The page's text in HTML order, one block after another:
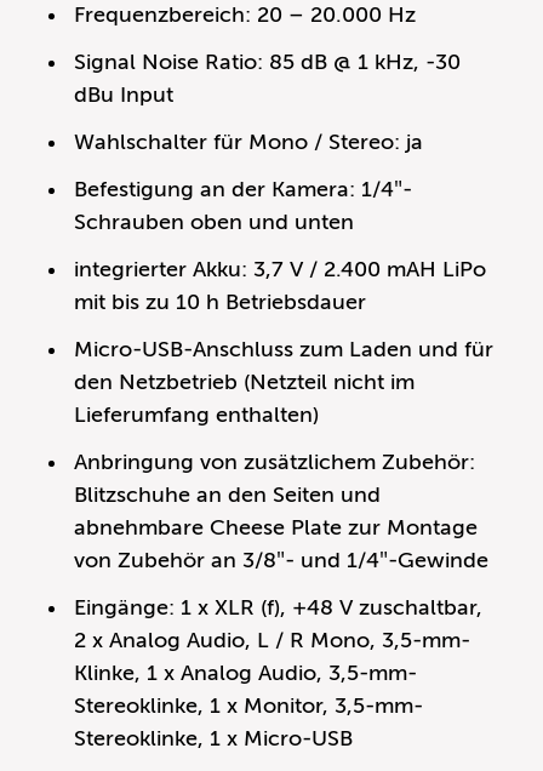
Frequenzbereich: 20 – 20.000 Hz
Signal Noise Ratio: 85 dB @ 1 kHz, -30
dBu Input
Wahlschalter für Mono / Stereo: ja
Befestigung an der Kamera: 1/4″-
Schrauben oben und unten
integrierter Akku: 3,7 V / 2.400 mAH LiPo
mit bis zu 10 h Betriebsdauer
Micro-USB-Anschluss zum Laden und für
den Netzbetrieb (Netzteil nicht im
Lieferumfang enthalten)
Anbringung von zusätzlichem Zubehör:
Blitzschuhe an den Seiten und
abnehmbare Cheese Plate zur Montage
von Zubehör an 3/8″- und 1/4″-Gewinde
Eingänge: 1 x XLR (f), +48 V zuschaltbar,
2 x Analog Audio, L / R Mono, 3,5-mm-
Klinke, 1 x Analog Audio, 3,5-mm-
Stereoklinke, 1 x Monitor, 3,5-mm-
Stereoklinke, 1 x Micro-USB